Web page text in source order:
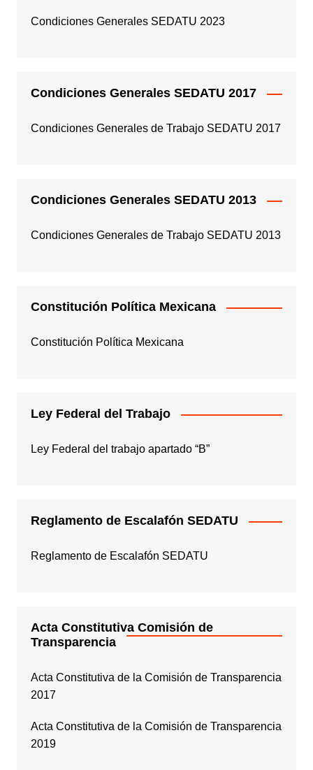
Condiciones Generales SEDATU 2023
Condiciones Generales SEDATU 2017
Condiciones Generales de Trabajo SEDATU 2017
Condiciones Generales SEDATU 2013
Condiciones Generales de Trabajo SEDATU 2013
Constitución Política Mexicana
Constitución Política Mexicana
Ley Federal del Trabajo
Ley Federal del trabajo apartado “B”
Reglamento de Escalafón SEDATU
Reglamento de Escalafón SEDATU
Acta Constitutiva Comisión de
Transparencia
Acta Constitutiva de la Comisión de Transparencia
2017
Acta Constitutiva de la Comisión de Transparencia
2019